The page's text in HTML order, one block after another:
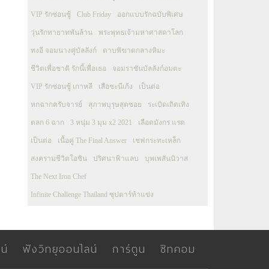
VIP รักซ่อนชู้ Club Friday ออกแบบรักฉบับพิเศษ
วุ่นรักทายาทพันล้าน พระพุทธเจ้ามหาศาสดาโลก
ทงอี จอมนางคู่บัลลังก์ ดาบพิฆาตกลางหิมะ
ชีวิตเพื่อชาติ รักนี้เพื่อเธอ จอมราชันบัลลังก์อมตะ
VIP รักซ่อนชู้ เกาหลี เสือชะนีเก้ง เป็นต่อ
หกฉากครับจารย์ สุภาพบุรุษสุดซอย ระเบิดเถิดเทิง
ตลก 6 ฉาก 3 หนุ่ม 3 มุม x2 2021 เลือดมังกร แรด
เป็นต่อ เนื้อคู่ The Final Answer เชฟกระทะเหล็ก
สงครามชีวิตโอชิน ปริศนาฟ้าแลบ บุพเพสันนิวาส
The Next Iron Chef
Infinite Challenge Thailand ซุปตาร์ท้าแข่ง
ฟังวิทยุออนไลน์ การ์ตูน ซิทคอม